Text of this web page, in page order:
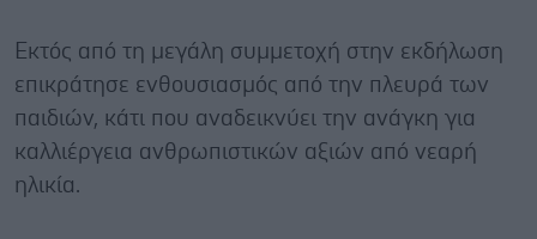
Εκτός από τη μεγάλη συμμετοχή στην εκδήλωση
επικράτησε ενθουσιασμός από την πλευρά των
παιδιών, κάτι που αναδεικνύει την ανάγκη για
καλλιέργεια ανθρωπιστικών αξιών από νεαρή
ηλικία.